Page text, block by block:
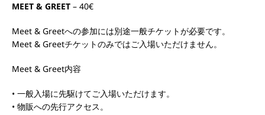
MEET & GREET – 40€
Meet & Greetへの参加には別途一般チケットが必要です。
Meet & Greetチケットのみではご入場いただけません。
Meet & Greet内容
• 一般入場に先駆けてご入場いただけます。
• 物販への先行アクセス。